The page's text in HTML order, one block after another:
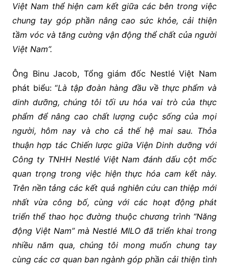
Việt Nam thể hiện cam kết giữa các bên trong việc
chung tay góp phần nâng cao sức khỏe, cải thiện
tầm vóc và tăng cường vận động thể chất của người
Việt Nam”.
Ông Binu Jacob, Tổng giám đốc Nestlé Việt Nam
phát biểu: “Là tập đoàn hàng đầu về thực phẩm và
dinh dưỡng, chúng tôi tối ưu hóa vai trò của thực
phẩm để nâng cao chất lượng cuộc sống của mọi
người, hôm nay và cho cả thế hệ mai sau. Thỏa
thuận hợp tác Chiến lược giữa Viện Dinh dưỡng với
Công ty TNHH Nestlé Việt Nam đánh dấu cột mốc
quan trọng trong việc hiện thực hóa cam kết này.
Trên nền tảng các kết quả nghiên cứu can thiệp mới
nhất vừa công bố, cùng với các hoạt động phát
triển thể thao học đường thuộc chương trình “Năng
động Việt Nam” mà Nestlé MILO đã triển khai trong
nhiều năm qua, chúng tôi mong muốn chung tay
cùng các cơ quan ban ngành góp phần cải thiện tình